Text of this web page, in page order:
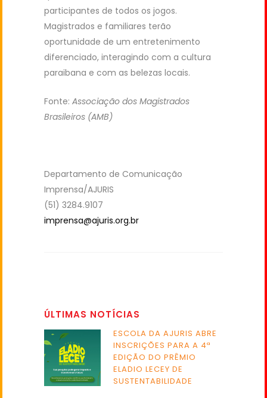
participantes de todos os jogos.
Magistrados e familiares terão
oportunidade de um entretenimento
diferenciado, interagindo com a cultura
paraibana e com as belezas locais.
Fonte: Associação dos Magistrados
Brasileiros (AMB)
Departamento de Comunicação
Imprensa/AJURIS
(51) 3284.9107
imprensa@ajuris.org.br
ÚLTIMAS NOTÍCIAS
ESCOLA DA AJURIS ABRE
INSCRIÇÕES PARA A 4ª
EDIÇÃO DO PRÊMIO
ELADIO LECEY DE
SUSTENTABILIDADE